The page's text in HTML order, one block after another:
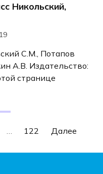
Никольский,
19
С.М., Потапов
А.В. Издательство:
странице
… 122 Далее